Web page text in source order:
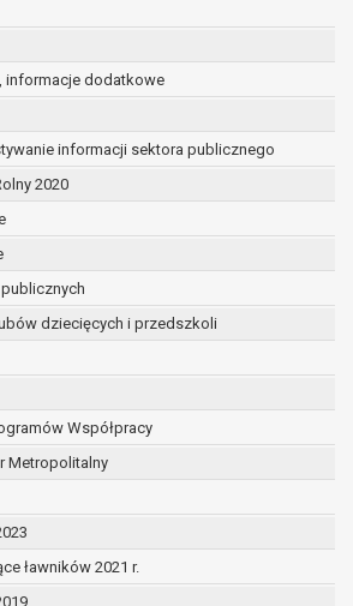
informacje dodatkowe
informacji sektora publicznego
2020
dziecięcych i przedszkoli
Współpracy
Metropolitalny
ławników 2021 r.
art. 16 RODO,
dane są nieprawidłowe lub
żądania usunięcia danych
(tzw. prawo do bycia
na podstawie art. 17 RODO,
gdy:
dane nie są już niezbędne do celów,
dla których były zebrane lub w inny
sposób przetwarzane,
osoba, której dane dotyczą, wniosła
sprzeciw wobec przetwarzania
danych osobowych,
zgodę na przetwarzanie danych
osobowych, która jest podstawą
przetwarzania danych i nie ma innej
danych,
dane osobowe przetwarzane są
niezgodnie z prawem,